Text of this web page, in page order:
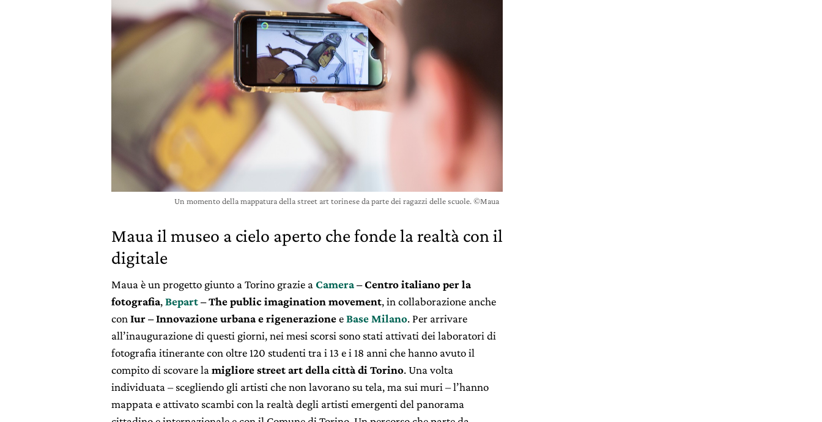
Un momento della mappatura della street art torinese da parte dei ragazzi delle scuole. ©Maua
Maua il museo a cielo aperto che fonde la realtà con il
digitale
Maua è un progetto giunto a Torino grazie a Camera– Centro italiano per la
fotografia,Bepart– The public imagination movement, in collaborazione anche
con Iur – Innovazione urbanae rigenerazioneeBase Milano. Per arrivare
all’inaugurazione di questi giorni, nei mesi scorsi sono stati attivati dei laboratori di
fotografia itinerante con oltre 120 studenti tra i 13 e i 18 anni che hanno avuto il
compito di scovare la migliore street art della città di Torino. Una volta
individuata – scegliendo gli artisti che non lavorano su tela, ma sui muri – l’hanno
mappata e attivato scambi con la realtà degli artisti emergenti del panorama